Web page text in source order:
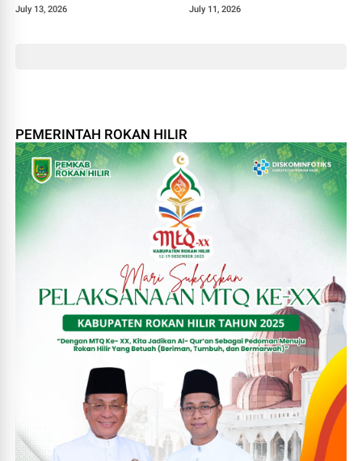
Gelombang
July 13, 2026
Tani Tunas Harapan Maju
July 11, 2026
PEMERINTAH ROKAN HILIR